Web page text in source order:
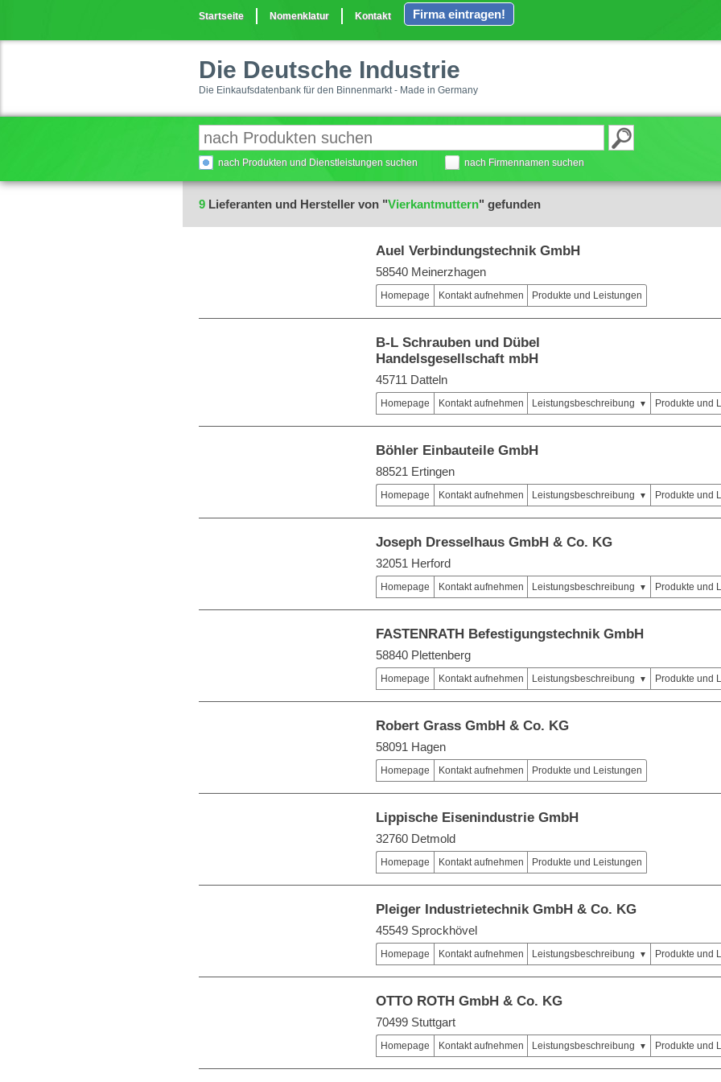
Startseite Nomenklatur Kontakt Firma eintragen!
Die Deutsche Industrie
Die Einkaufsdatenbank für den Binnenmarkt - Made in Germany
nach Produkten und Dienstleistungen suchen nach Firmennamen suchen
9 Lieferanten und Hersteller von "Vierkantmuttern" gefunden
Auel Verbindungstechnik GmbH
58540 Meinerzhagen
Homepage Kontakt aufnehmen Produkte und Leistungen
B-L Schrauben und Dübel
Handelsgesellschaft mbH
45711 Datteln
Homepage Kontakt aufnehmen Leistungsbeschreibung Produkte und
Böhler Einbauteile GmbH
88521 Ertingen
Homepage Kontakt aufnehmen Leistungsbeschreibung Produkte und
Joseph Dresselhaus GmbH & Co. KG
32051 Herford
Homepage Kontakt aufnehmen Leistungsbeschreibung Produkte und
FASTENRATH Befestigungstechnik GmbH
58840 Plettenberg
Homepage Kontakt aufnehmen Leistungsbeschreibung Produkte und
Robert Grass GmbH & Co. KG
58091 Hagen
Homepage Kontakt aufnehmen Produkte und Leistungen
Lippische Eisenindustrie GmbH
32760 Detmold
Homepage Kontakt aufnehmen Produkte und Leistungen
Pleiger Industrietechnik GmbH & Co. KG
45549 Sprockhövel
Homepage Kontakt aufnehmen Leistungsbeschreibung Produkte und
OTTO ROTH GmbH & Co. KG
70499 Stuttgart
Homepage Kontakt aufnehmen Leistungsbeschreibung Produkte und